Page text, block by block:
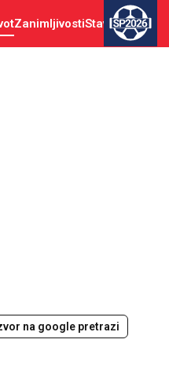
ZanimljivostiStav SP2026
na google pretrazi